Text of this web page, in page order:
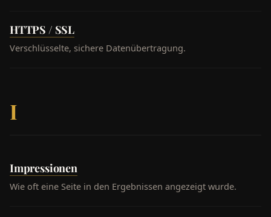
HTTPS / SSL
Verschlüsselte, sichere Datenübertragung.
I
Impressionen
Wie oft eine Seite in den Ergebnissen angezeigt wurde.